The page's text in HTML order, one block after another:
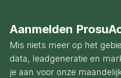
Aanmelden
Mis niets meer op het
data, leadgeneratie en
je aan voor onze